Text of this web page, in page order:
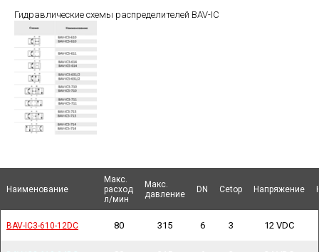
Гидравлические схемы распределителей BAV-IC
Наименование
Макс.
расход
л/мин
Макс.
давление
DN Cetop Напряжение
BAV-IC3-610-12DC 80 315 6 3 12 VDC
Наименование
BAV-IC3-610-12DC
Наименование
Наименование
Макс.
расход
л/мин
Макс.
давление
DN Cetop Напряжение